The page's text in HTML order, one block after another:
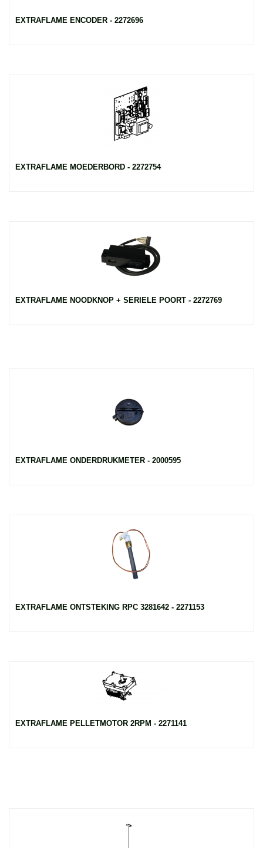
EXTRAFLAME ENCODER - 2272696
EXTRAFLAME MOEDERBORD - 2272754
EXTRAFLAME NOODKNOP + SERIELE POORT - 2272769
EXTRAFLAME ONDERDRUKMETER - 2000595
EXTRAFLAME ONTSTEKING RPC 3281642 - 2271153
EXTRAFLAME PELLETMOTOR 2RPM - 2271141